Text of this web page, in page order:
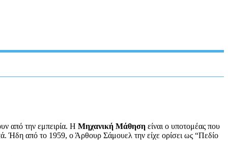
από την εμπειρία. Η Μηχανική Μάθηση είναι ο υποτομέας που
Ήδη από το 1959, ο Άρθουρ Σάμουελ την είχε ορίσει ως “Πεδίο